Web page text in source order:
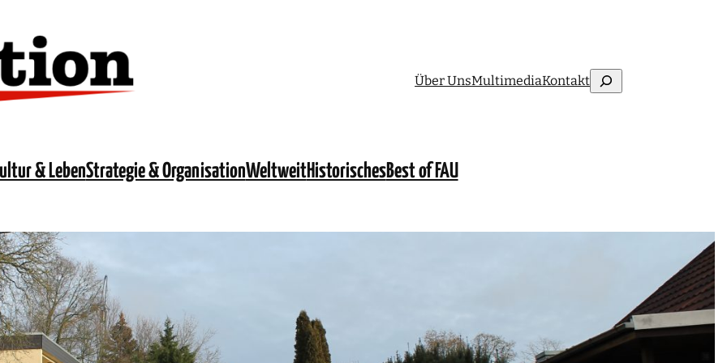
Über UnsMultimediaKontaktSuchen
& LebenStrategie & OrganisationWeltweitHistorischesBest of FAU